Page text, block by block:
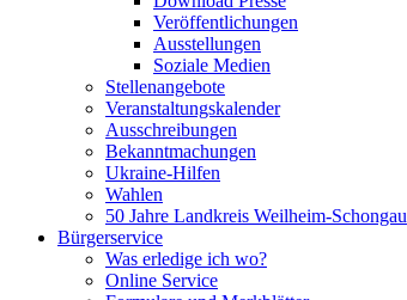
Veröffentlichungen
Ausstellungen
Soziale Medien
Stellenangebote
Veranstaltungskalender
Ausschreibungen
Bekanntmachungen
Ukraine-Hilfen
Wahlen
50 Jahre Landkreis Weilheim-Schongau
Bürgerservice
Was erledige ich wo?
Online Service